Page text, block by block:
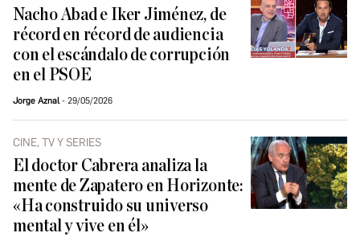
Nacho Abad e Iker Jiménez, de
récord en récord de audiencia
con el escándalo de corrupción
en el PSOE
Jorge Aznal 29/05/2026
CINE, TV Y SERIES
El doctor Cabrera analiza la
mente de Zapatero en Horizonte:
«Ha construido su universo
mental y vive en él»